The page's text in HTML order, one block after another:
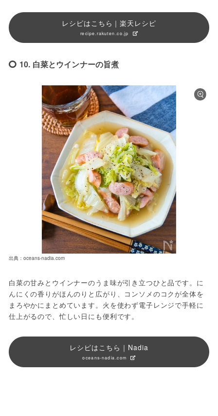
レシピはこちら｜楽天レシピ
recipe.rakuten.co.jp
10. 白菜とウインナーの旨煮
出典：oceans-nadia.com
白菜の甘みとウインナーのうま味が引き立つひと品です。に
んにくの香りがほんのりと広がり、コンソメのコクが全体を
まろやかにまとめています。火を使わず電子レンジで手軽に
仕上がるので、忙しい日にも便利です。
レシピはこちら｜Nadia
oceans-nadia.com